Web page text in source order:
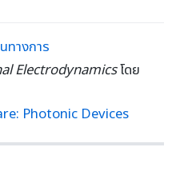
ทางการ
Electrodynamicsโดย
Photonic Devices